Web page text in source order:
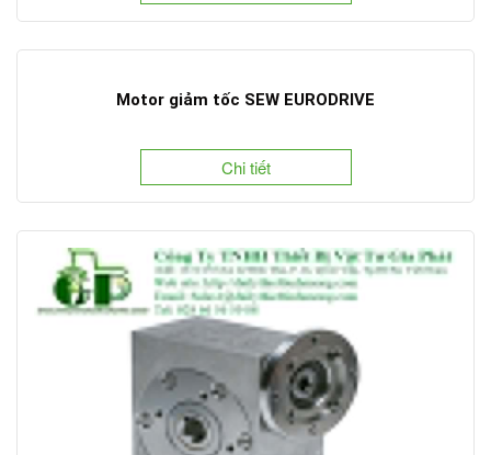
Motor giảm tốc SEW EURODRIVE
Chi tiết